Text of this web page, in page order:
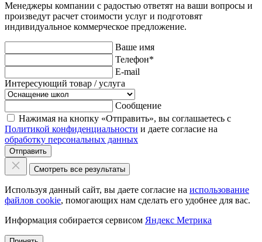
Менеджеры компании с радостью ответят на ваши вопросы и
произведут расчет стоимости услуг и подготовят
индивидуальное коммерческое предложение.
Ваше имя
Телефон*
E-mail
Интересующий товар / услуга
Сообщение
Нажимая на кнопку «Отправить», вы соглашаетесь с
Политикой конфиденциальности и даете согласие на
обработку персональных данных
Отправить
Смотреть все результаты
Используя данный сайт, вы даете согласие на использование
файлов cookie, помогающих нам сделать его удобнее для вас.
Информация собирается сервисом Яндекс Метрика